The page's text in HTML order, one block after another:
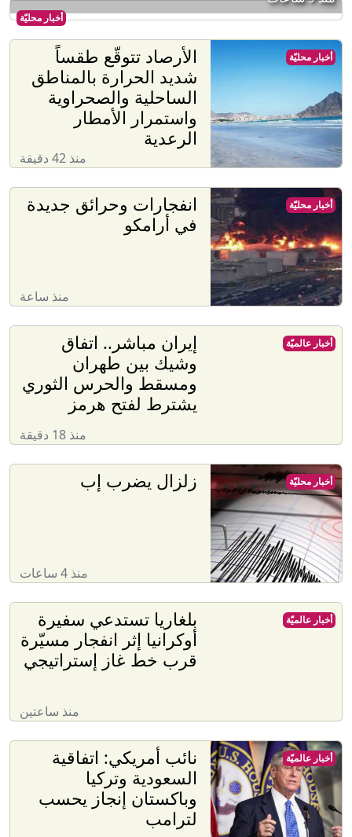
أخبار محليّة
الأرصاد تتوقّع طقساً
شديد الحرارة بالمناطق
الساحلية والصحراوية
واستمرار الأمطار
الرعدية
منذ 42 دقيقة
أخبار محليّة
انفجارات وحرائق جديدة
في أرامكو
منذ ساعة
أخبار محليّة
إيران مباشر.. اتفاق
وشيك بين طهران
ومسقط والحرس الثوري
يشترط لفتح هرمز
منذ 18 دقيقة
أخبار عالميّة
زلزال يضرب إب
منذ 4 ساعات
أخبار محليّة
بلغاريا تستدعي سفيرة
أوكرانيا إثر انفجار مسيّرة
قرب خط غاز إستراتيجي
منذ ساعتين
أخبار عالميّة
نائب أمريكي: اتفاقية
السعودية وتركيا
وباكستان إنجاز يحسب
لترامب
أخبار عالميّة